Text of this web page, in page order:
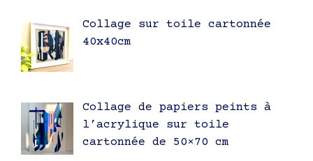
Collage sur toile cartonnée
40x40cm
Collage de papiers peints à
l’acrylique sur toile
cartonnée de 50×70 cm